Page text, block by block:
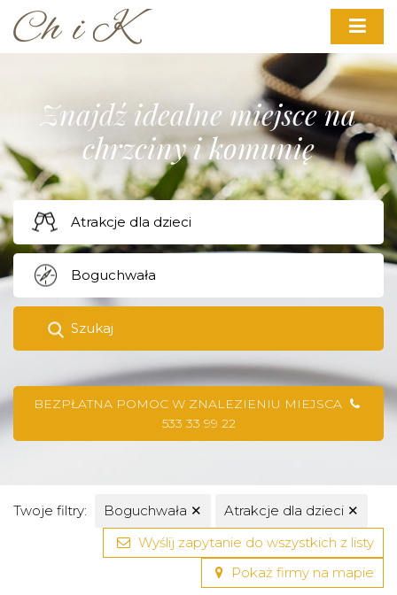
Znajdź idealne miejsce na
chrzciny i komunię
Szukaj
BEZPŁATNA POMOC W ZNALEZIENIU MIEJSCA
533 33 99 22
Twoje filtry: Boguchwała ✕ Atrakcje dla dzieci ✕
Wyślij zapytanie do wszystkich z listy
Pokaż firmy na mapie